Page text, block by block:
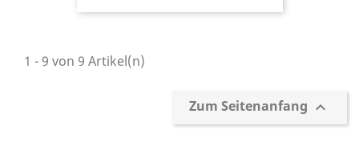
1 - 9 von 9 Artikel(n)
Zum Seitenanfang 